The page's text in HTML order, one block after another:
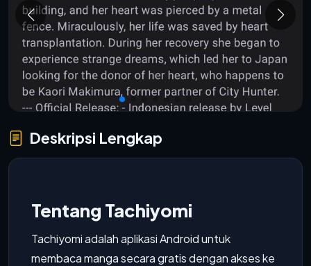
Deskripsi Lengkap
Tentang Tachiyomi
Tachiyomi adalah aplikasi Android untuk
membaca manga secara gratis dengan akses ke